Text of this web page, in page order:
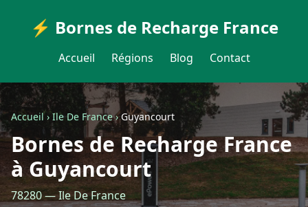
⚡ Bornes de Recharge France
Accueil Régions Blog Contact
Accueil›Ile De France›Guyancourt
Bornes de Recharge France
à Guyancourt
78280 — Ile De France